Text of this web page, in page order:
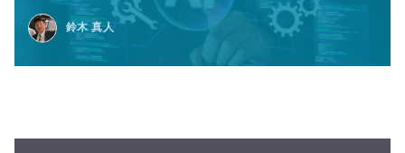
鈴木 真人